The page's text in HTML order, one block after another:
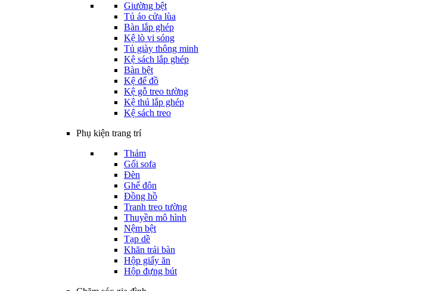
Giường bệt
Tủ áo cửa lùa
Bàn lắp ghép
Kệ lò vi sóng
Tủ giày thông minh
Kệ sách lắp ghép
Bàn bệt
Kệ để đồ
Kệ gỗ treo tường
Kệ thú lắp ghép
Kệ sách treo
Phụ kiện trang trí
Thảm
Gối sofa
Đèn
Ghế đôn
Đồng hồ
Tranh treo tường
Thuyền mô hình
Nệm bệt
Tạp dề
Khăn trải bàn
Hộp giấy ăn
Hộp đựng bút